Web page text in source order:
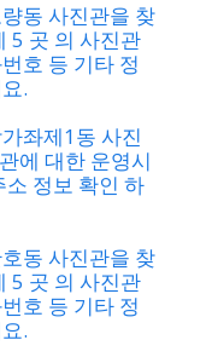
동 사진관을 찾
5 곳 의 사진관
호 등 기타 정
.
좌제1동 사진
에 대한 운영시
정보 확인 하
동 사진관을 찾
5 곳 의 사진관
호 등 기타 정
.